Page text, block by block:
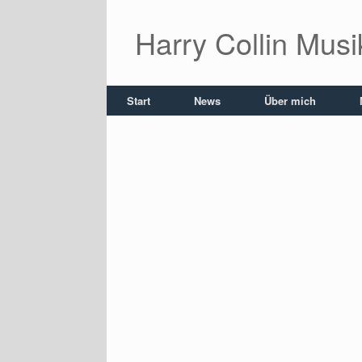
Inhalt
springenHarry Collin
Start News Über mich